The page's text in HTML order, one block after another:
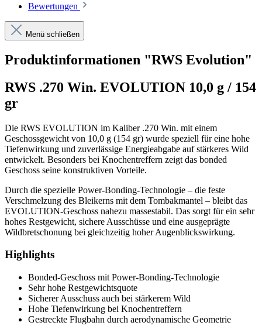
Bewertungen
Menü schließen
Produktinformationen "RWS Evolution"
RWS .270 Win. EVOLUTION 10,0 g / 154
gr
Die RWS EVOLUTION im Kaliber .270 Win. mit einem
Geschossgewicht von 10,0 g (154 gr) wurde speziell für eine hohe
Tiefenwirkung und zuverlässige Energieabgabe auf stärkeres Wild
entwickelt. Besonders bei Knochentreffern zeigt das bonded
Geschoss seine konstruktiven Vorteile.
Durch die spezielle Power-Bonding-Technologie – die feste
Verschmelzung des Bleikerns mit dem Tombakmantel – bleibt das
EVOLUTION-Geschoss nahezu massestabil. Das sorgt für ein sehr
hohes Restgewicht, sichere Ausschüsse und eine ausgeprägte
Wildbretschonung bei gleichzeitig hoher Augenblickswirkung.
Highlights
Bonded-Geschoss mit Power-Bonding-Technologie
Sehr hohe Restgewichtsquote
Sicherer Ausschuss auch bei stärkerem Wild
Hohe Tiefenwirkung bei Knochentreffern
Gestreckte Flugbahn durch aerodynamische Geometrie